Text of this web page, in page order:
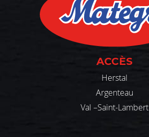
ACCÈS
Herstal
Argenteau
Val –Saint-Lambert